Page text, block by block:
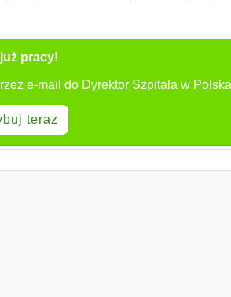
pracy!
e-mail do Dyrektor Szpitala w
teraz